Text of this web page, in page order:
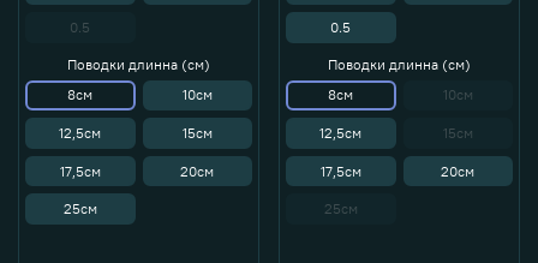
0.5
Поводки длинна (см)
8см
10см
12,5см 15см
17,5см 20см
25см
0.5
Поводки длинна (см)
8см
10см
12,5см 15см
17,5см 20см
25см